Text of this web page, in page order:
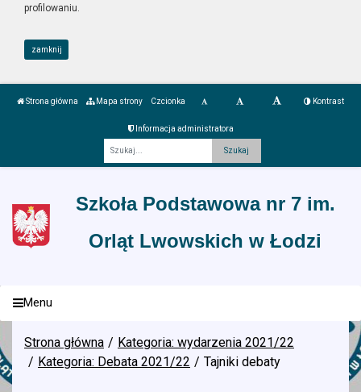
profilowaniu.
zamknij
Strona główna Mapa strony Czcionka Kontrast
Informacja administratora
Szkoła Podstawowa nr 7 im.
Orląt Lwowskich w Łodzi
Menu
Strona główna
Kategoria: wydarzenia 2021/22
Kategoria: Debata 2021/22
Tajniki debaty